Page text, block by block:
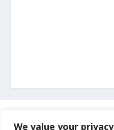
We value your privacy